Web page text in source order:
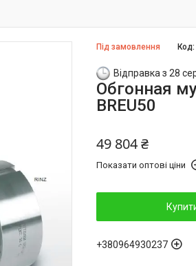
Під замовлення
Відправка з 28
Обгонная
BREU50
49 804 ₴
Показати оптові ціни
+380964930237